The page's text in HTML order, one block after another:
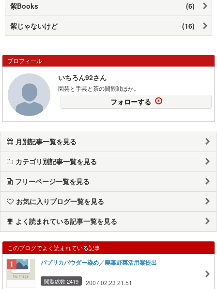
紫Books (6)
紫じゃないけど (16)
プロフィール
いちろん92さん
園芸と手芸と茶の間観戦ほか。
フォローする
月別記事一覧を見る
カテゴリ別記事一覧を見る
フリーページ一覧を見る
お気に入りブログ一覧を見る
よく読まれている記事一覧を見る
このブログでよく読まれている記事
パプリカパウダー染め／廃棄野菜活用案提出
閲覧総数 2419 2007.02.23 21:51